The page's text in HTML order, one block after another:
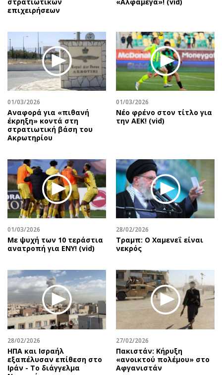
Σινεμά
Μουσική
Εικαστικά
Βιβλίο
Χειρόγραφα
Wine routes
Uncut
Προσφορές
Προσωπικότητες στην ''Κ''
Επιστολές
επιχειρήσεων
01/03/2026
Αναφορά για «πιθανή
έκρηξη» κοντά στη
στρατιωτική βάση του
Ακρωτηρίου
01/03/2026
Νέο φρένο στον τίτλο για
την ΑΕΚ! (vid)
01/03/2026
Με ψυχή των 10 τεράστια
ανατροπή για ΕΝΥ! (vid)
28/02/2026
Τραμπ: Ο Χαμενεΐ είναι
νεκρός
28/02/2026
ΗΠΑ και Ισραήλ
εξαπέλυσαν επίθεση στο
Ιράν - Το διάγγελμα
27/02/2026
Πακιστάν: Κήρυξη
«ανοικτού πολέμου» στο
Αφγανιστάν